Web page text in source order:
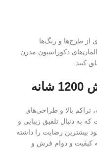
از طرح‌ها و رنگ‌ها
دکوراسیون مدرن
کنند.
تراکم بالا و طراحی‌های
به دنبال تلفیق زیبایی و
بیشترین رضایت را داشته
کیفیت و دوام فرش و